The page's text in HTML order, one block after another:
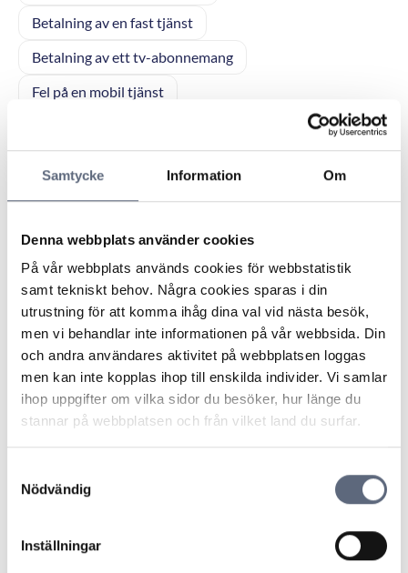
Samtycke Information Om
Denna webbplats använder cookies
På vår webbplats används cookies för webbstatistik
samt tekniskt behov. Några cookies sparas i din
utrustning för att komma ihåg dina val vid nästa besök,
men vi behandlar inte informationen på vår webbsida. Din
och andra användares aktivitet på webbplatsen loggas
men kan inte kopplas ihop till enskilda individer. Vi samlar
ihop uppgifter om vilka sidor du besöker, hur länge du
stannar på webbplatsen och från vilket land du surfar.
Nödvändig
Inställningar
Betalning av en fast tjänst
Betalning av ett tv-abonnemang
Fel på en mobil tjänst
Avsluta eller ändra ett avtal
ARN 2018-01312 – Rätt till ersättning för
egen grävning när leverantören ändrat
installationsmetod i strid med avtalet
ARN 2018-01094 - Ingen ersättning vid
avgrävd bergvärmekabel
ersättning när installation utförts enligt